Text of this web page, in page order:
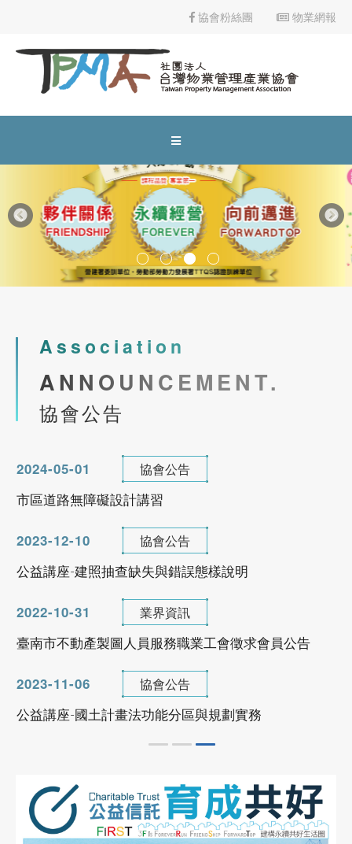
協會粉絲團 物業網報
Association
ANNOUNCEMENT.
協會公告
2024-03-06 協會公告
113年度下半年產投課程
2024-04-24 協會公告
社區住戶規約及管理費制定實務班第01期(高雄班)
2024-05-01 協會公告
市區道路無障礙設計講習
2023-12-10 協會公告
2023-11-06
2023-09-02 協會公告
2024-02-23 協會公告
防火管理人講習(初訓課程)
2021-09-23 期刊發佈
第196期台灣物業網報發刊囉
2021-09-23 期刊發佈
第195期台灣物業網報發刊囉
公寓大廈事務管理人員培訓講習臺南班
2024-07-22 協會公告
113年9月18、19、25、26日(計4日)
113年9月公寓大廈事務管理人員培訓講習(台
市區道路無障礙設計講習
113年8月26-27日
市區道路無障礙設計講習(初訓)臺南班
113/08/26 ~ 113/10/16
室內裝修工程與品質檢驗管理專業人才培訓
班